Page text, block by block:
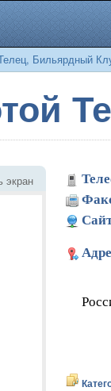
Бильярдный
экран